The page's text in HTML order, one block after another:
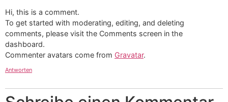
Hi, this is a comment.
To get started with moderating, editing, and deleting
comments, please visit the Comments screen in the
dashboard.
Commenter avatars come from Gravatar.
Antworten